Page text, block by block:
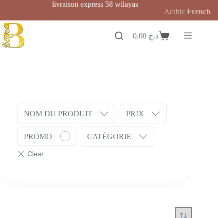
contenu
livraison express 58 wilayas
Panierد.ج
NOM DU PRODUIT PRIX
PROMO CATÉGORIE
Arabic French